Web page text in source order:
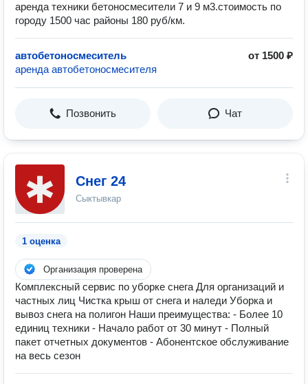
аренда техники бетоносмесители 7 и 9 м3.стоимость по
городу 1500 час районы 180 руб/км.
автобетоносмеситель
от 1500 ₽
аренда автобетоносмесителя
Позвонить Чат
Снег 24
Сыктывкар
1 оценка
Организация проверена
Комплексный сервис по уборке снега Для организаций и
частных лиц Чистка крыш от снега и наледи Уборка и
вывоз снега на полигон Наши преимущества: - Более 10
единиц техники - Начало работ от 30 минут - Полный
пакет отчетных документов - Абонентское обслуживание
на весь сезон